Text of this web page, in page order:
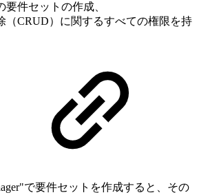
件セットの作成、
（CRUD）に関するすべての権限を持
で要件セットを作成すると、その